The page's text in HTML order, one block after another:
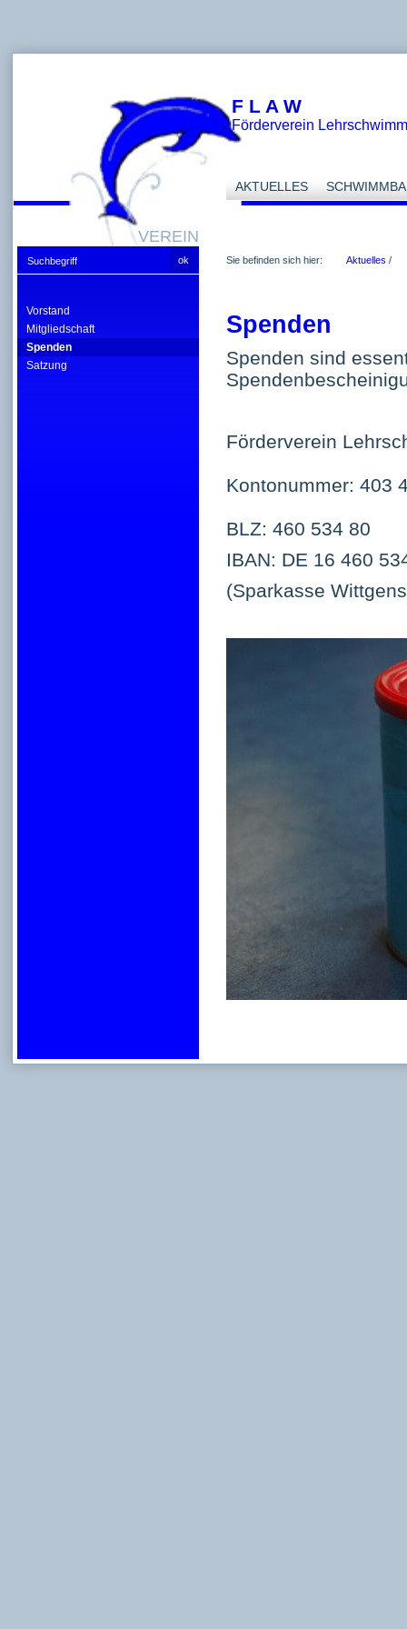
F L A W
Förderverein
AKTUELLES
VEREIN
Vorstand
Mitgliedschaft
Spenden
Satzung
Sie befinden sich hier: Aktuelles /
Spenden
Spenden sind
Förderverein
Kontonummer: 403
BLZ: 460 534 80
IBAN: DE 16 460
(Sparkasse